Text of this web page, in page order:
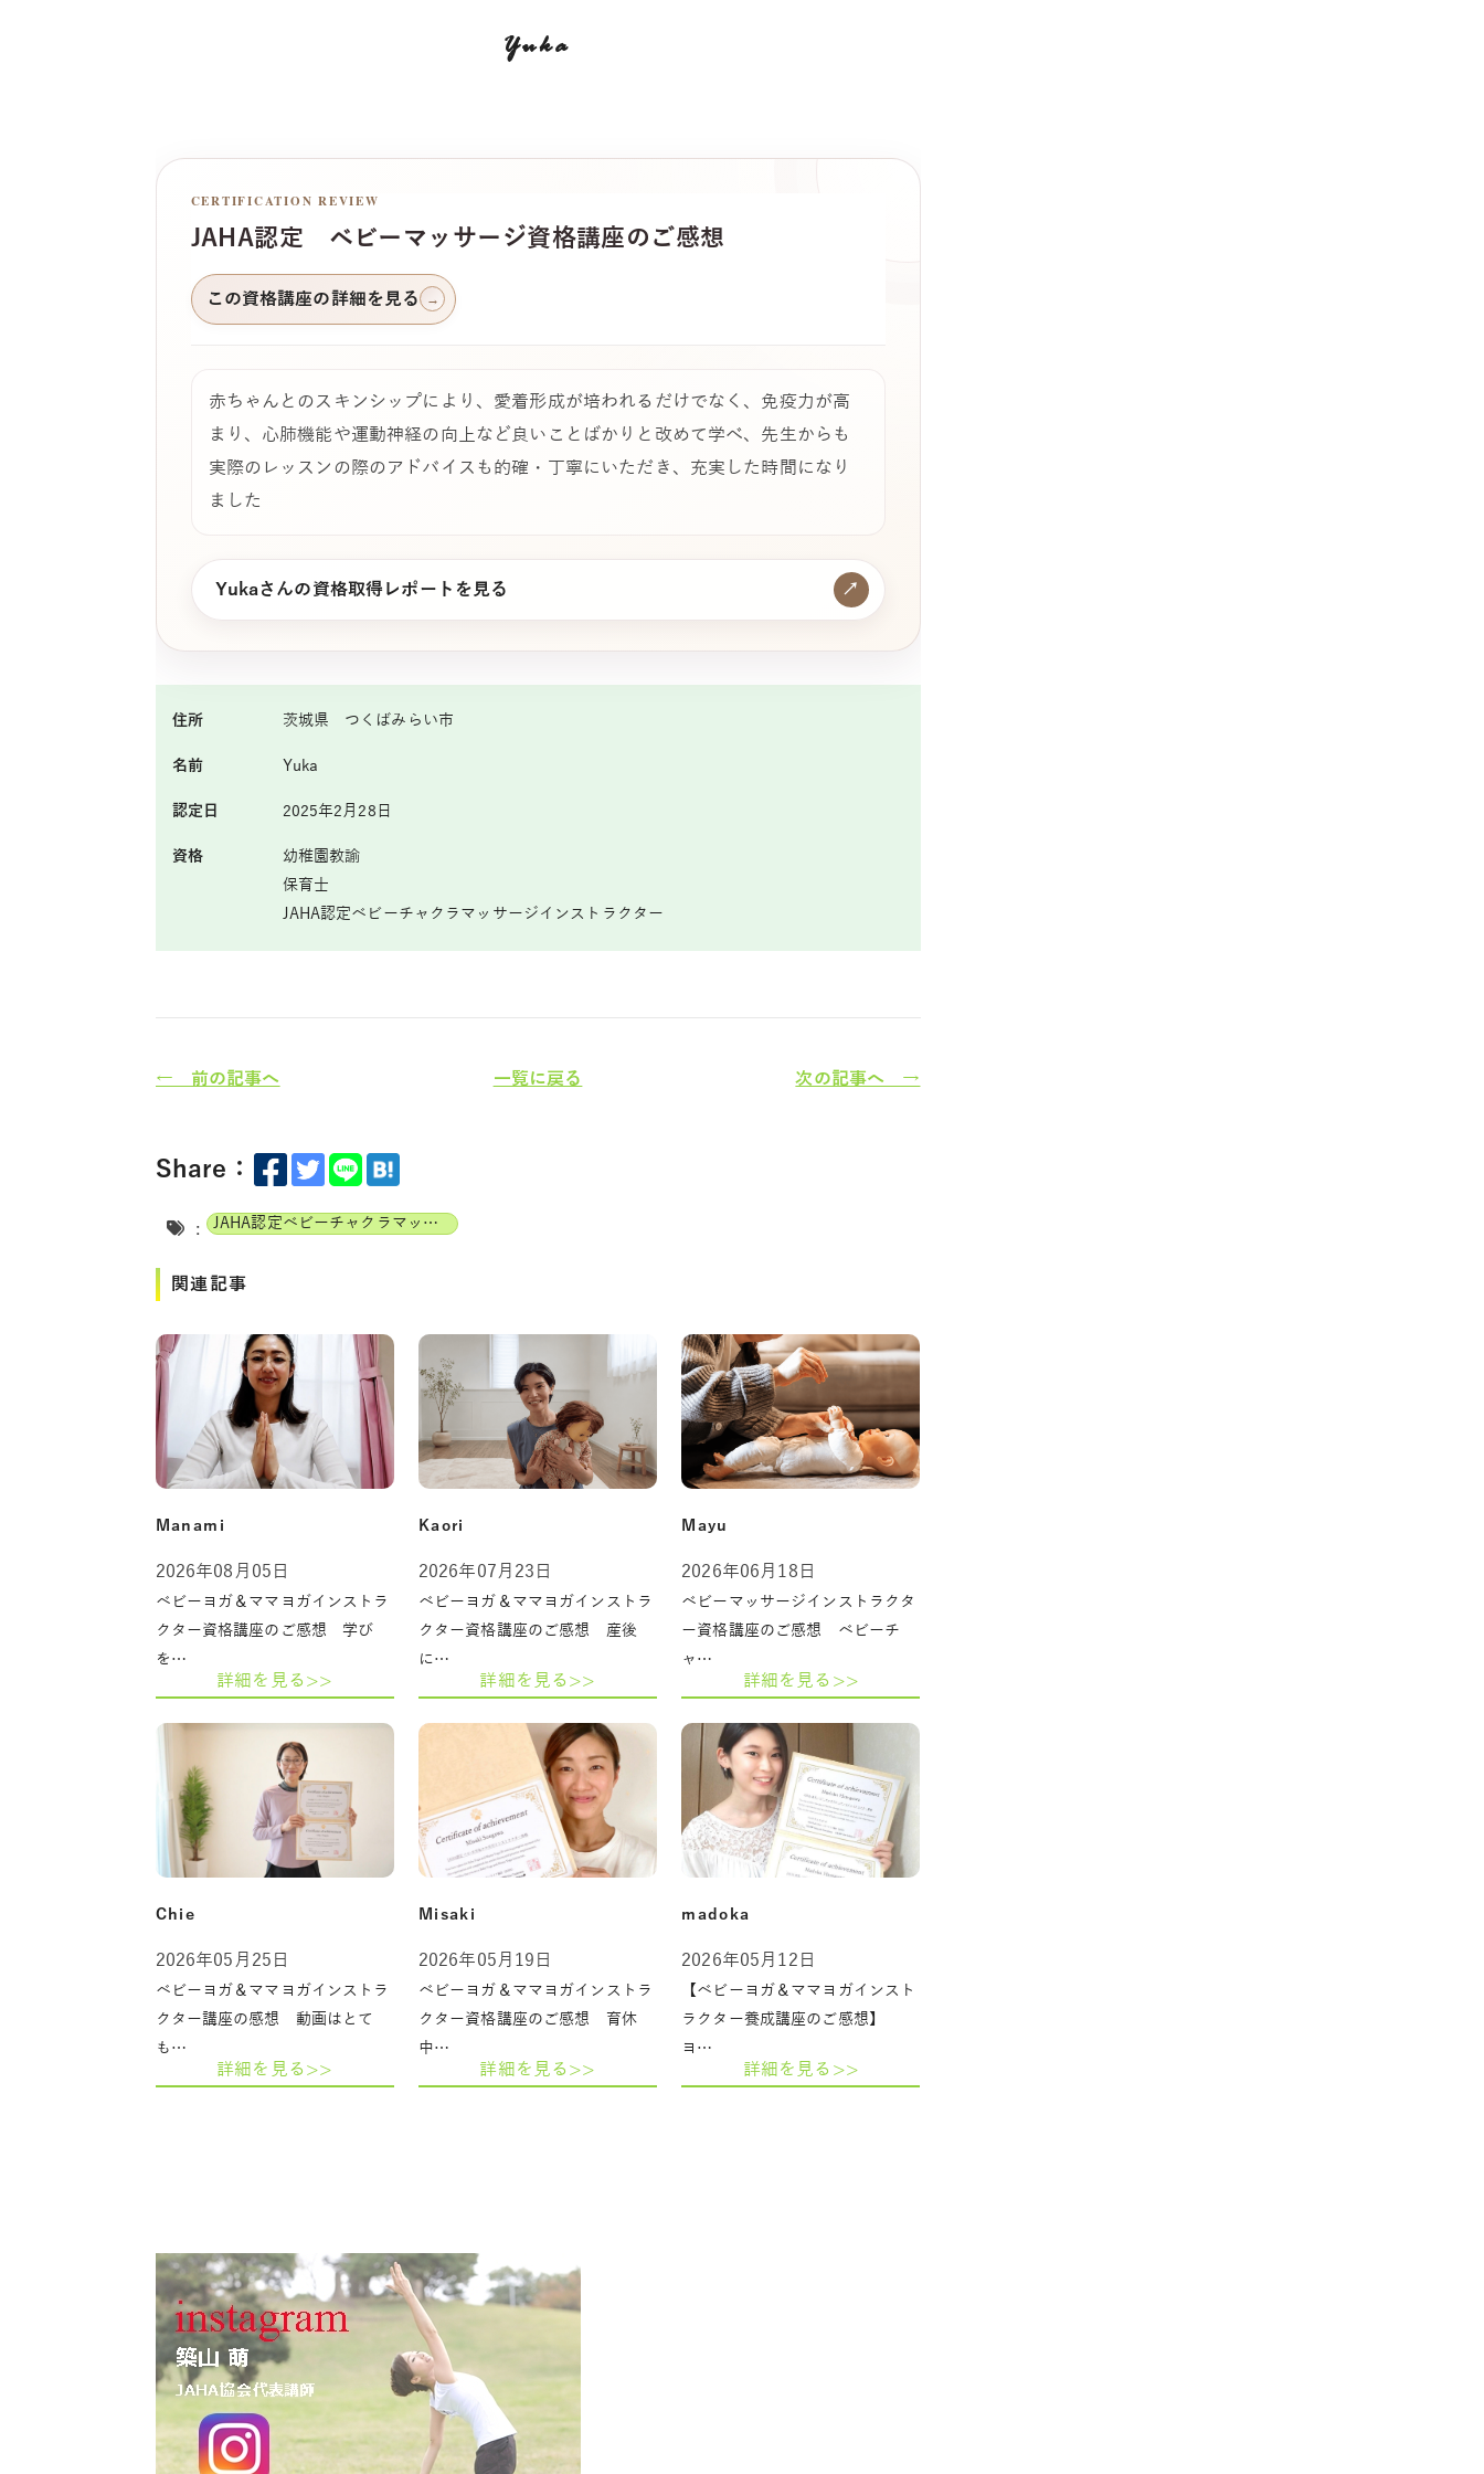
Yuka
CERTIFICATION REVIEW
JAHA認定 ベビーマッサージ資格講座のご感想
この資格講座の詳細を見る →
赤ちゃんとのスキンシップにより、愛着形成が培われるだけでなく、免疫力が高
まり、心肺機能や運動神経の向上など良いことばかりと改めて学べ、先生からも
実際のレッスンの際のアドバイスも的確・丁寧にいただき、充実した時間になり
ました
Yukaさんの資格取得レポートを見る ↗
住所 茨城県 つくばみらい市
名前 Yuka
認定日 2025年2月28日
資格
幼稚園教諭
保育士
JAHA認定ベビーチャクラマッサージインストラクター
← 前の記事へ 一覧に戻る 次の記事へ →
Share：
: JAHA認定ベビーチャクラマッサージインストラクター
関連記事
Manami
2026年08月05日
ベビーヨガ＆ママヨガインストラ
クター資格講座のご感想 学び
を…
詳細を見る>>
Kaori
2026年07月23日
ベビーヨガ＆ママヨガインストラ
クター資格講座のご感想 産後
に…
詳細を見る>>
Mayu
2026年06月18日
ベビーマッサージインストラクタ
ー資格講座のご感想 ベビーチ
ャ…
詳細を見る>>
Chie
2026年05月25日
ベビーヨガ＆ママヨガインストラ
クター講座の感想 動画はとて
も…
詳細を見る>>
Misaki
2026年05月19日
ベビーヨガ＆ママヨガインストラ
クター資格講座のご感想 育休
中…
詳細を見る>>
madoka
2026年05月12日
【ベビーヨガ＆ママヨガインスト
ラクター養成講座のご感想】
ヨ…
詳細を見る>>